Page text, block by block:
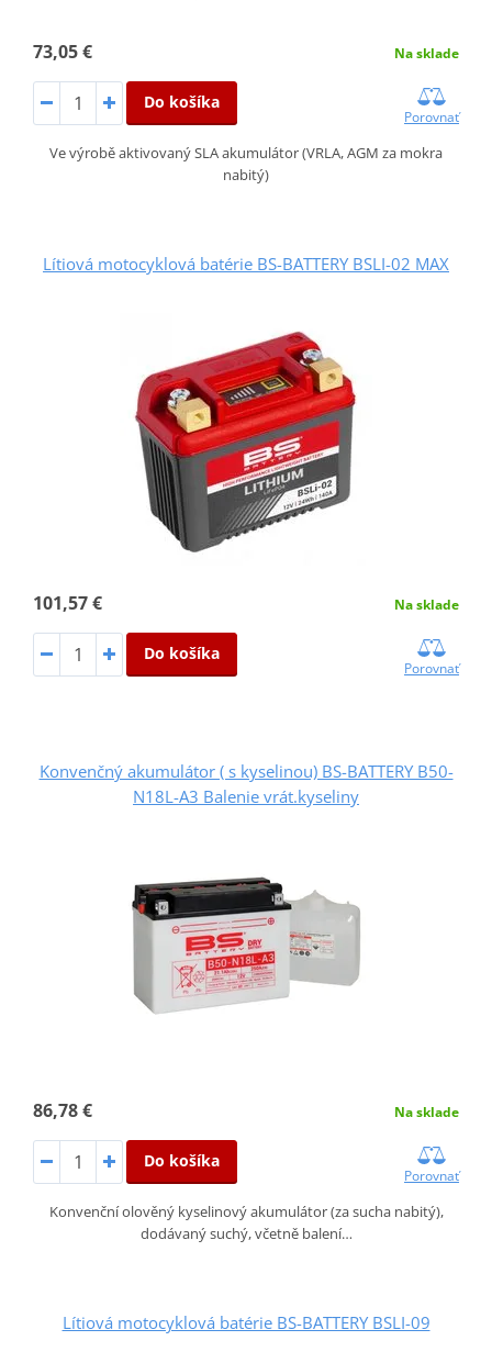
73,05 € Na sklade
Do košíka
Porovnať
Ve výrobě aktivovaný SLA akumulátor (VRLA, AGM za mokra
nabitý)
Lítiová motocyklová batérie BS-BATTERY BSLI-02 MAX
101,57 € Na sklade
Do košíka
Porovnať
Konvenčný akumulátor ( s kyselinou) BS-BATTERY B50-
N18L-A3 Balenie vrát.kyseliny
86,78 € Na sklade
Do košíka
Porovnať
Konvenční olověný kyselinový akumulátor (za sucha nabitý),
dodávaný suchý, včetně balení…
Lítiová motocyklová batérie BS-BATTERY BSLI-09